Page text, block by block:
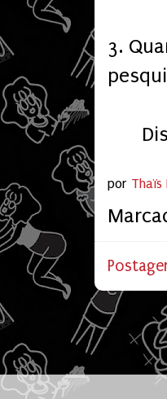
3.
por Thaïs